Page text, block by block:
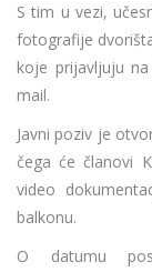
S tim u vezi,
fotografije
koje prijavljuju
mail.
Javni poziv je
čega će članovi
video
balkonu.
O datumu